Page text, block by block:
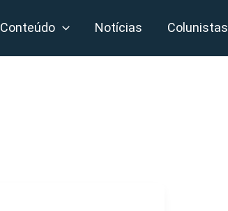
Conteúdo Notícias Colunistas